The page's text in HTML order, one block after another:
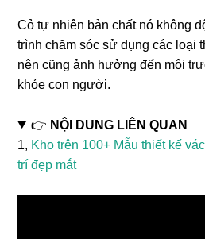
Cỏ tự nhiên bản chất nó không
trình chăm sóc sử dụng các loại
nên cũng ảnh hưởng đến môi
khỏe con người.
👉 NỘI DUNG LIÊN QUAN
1, Kho trên 100+ Mẫu thiết kế
trí đẹp mắt